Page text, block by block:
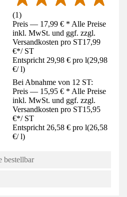
(1)
Preis — 17,99 € * Alle Preise
inkl. MwSt. und ggf. zzgl.
Versandkosten pro ST17,99
€*/ ST
Entspricht 29,98 € pro l(29,98
€/ l)
Bei Abnahme von 12 ST:
Preis — 15,95 € * Alle Preise
inkl. MwSt. und ggf. zzgl.
Versandkosten pro ST15,95
€*/ ST
Entspricht 26,58 € pro l(26,58
€/ l)
bestellbar